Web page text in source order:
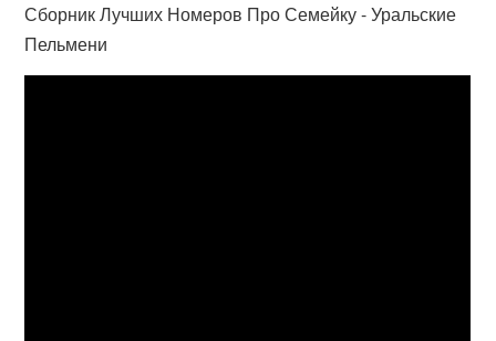
Сборник Лучших Номеров Про Семейку - Уральские
Пельмени